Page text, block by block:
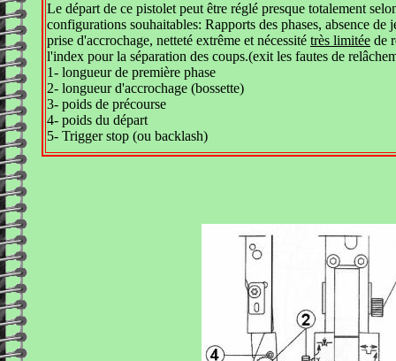
Le départ de ce pistolet peut être réglé presque totalement
configurations souhaitables: Rapports des phases, absence de
prise d'accrochage, netteté extrême et nécessité très limitée de
l'index pour la séparation des coups.(exit les fautes de
1- longueur de première phase
2- longueur d'accrochage (bossette)
3- poids de précourse
4- poids du départ
5- Trigger stop (ou backlash)